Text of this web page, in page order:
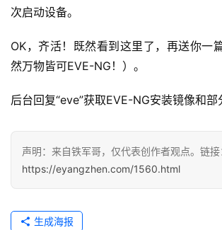
次启动设备。
OK，齐活！既然看到这里了，再送你一
然万物皆可EVE-NG！）。
后台回复“eve”获取EVE-NG安装镜像和部
声明：来自铁军哥，仅代表创作者观点。链接
https://eyangzhen.com/1560.html
生成海报